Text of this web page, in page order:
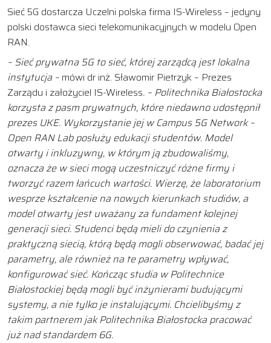
Sieć 5G dostarcza Uczelni polska firma IS-Wireless – jedyny
polski dostawca sieci telekomunikacyjnych w modelu Open
RAN.
– Sieć prywatna 5G to sieć, której zarządcą jest lokalna
instytucja – mówi dr inż. Sławomir Pietrzyk – Prezes
Zarządu i założyciel IS-Wireless. – Politechnika Białostocka
korzysta z pasm prywatnych, które niedawno udostępnił
prezes UKE. Wykorzystanie jej w Campus 5G Network –
Open RAN Lab posłuży edukacji studentów. Model
otwarty i inkluzywny, w którym ją zbudowaliśmy,
oznacza że w sieci mogą uczestniczyć różne firmy i
tworzyć razem łańcuch wartości. Wierzę, że laboratorium
wesprze kształcenie na nowych kierunkach studiów, a
model otwarty jest uważany za fundament kolejnej
generacji sieci. Studenci będą mieli do czynienia z
praktyczną siecią, którą będą mogli obserwować, badać jej
parametry, ale również na te parametry wpływać,
konfigurować sieć. Kończąc studia w Politechnice
Białostockiej będą mogli być inżynierami budującymi
systemy, a nie tylko je instalującymi. Chcielibyśmy z
takim partnerem jak Politechnika Białostocka pracować
już nad standardem 6G.